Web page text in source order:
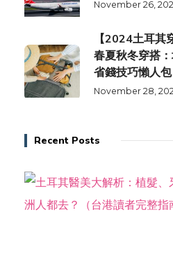
November 26,
【2024土耳其
春夏秋冬穿搭：
省錢技巧懶人包
November 28,
Recent Posts